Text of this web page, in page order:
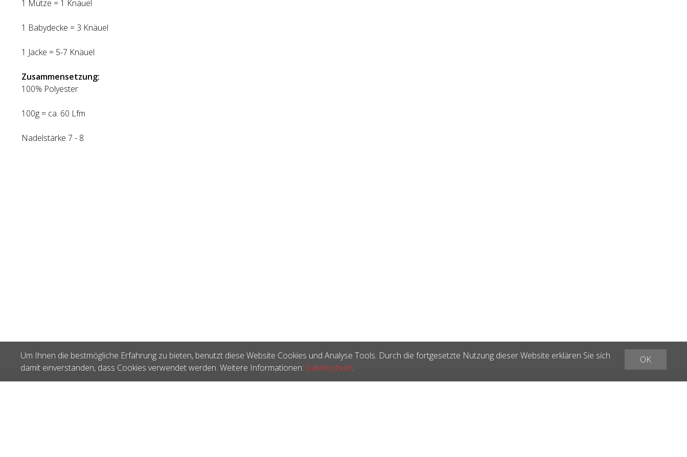
1 Mütze = 1 Knäuel
1 Babydecke = 3 Knäuel
1 Jacke = 5-7 Knäuel
Zusammensetzung:
100% Polyester
100g = ca. 60 Lfm
Nadelstärke 7 - 8
OK
Um Ihnen die bestmögliche Erfahrung zu bieten, benutzt diese Website Cookies und Analyse Tools. Durch die fortgesetzte Nutzung dieser Website erklären Sie sich
damit einverstanden, dass Cookies verwendet werden. Weitere Informationen: Datenschutz.